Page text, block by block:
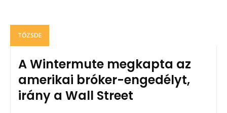
TŐZSDE
A Wintermute megkapta az
amerikai bróker-engedélyt,
irány a Wall Street